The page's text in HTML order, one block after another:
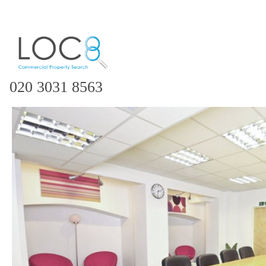
020 3031 8563